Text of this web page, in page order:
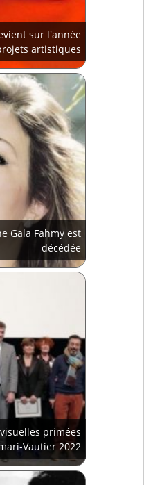
sur l'année
artistiques
Gala Fahmy est
décédée
primées
Vautier 2022